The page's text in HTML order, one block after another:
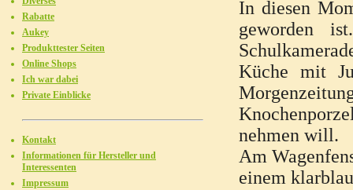
In diesen
geworden
Küche mit
nehmen will.
Am
einem
Rabatte
Aukey
Produkttester Seiten
Online Shops
Ich war dabei
Private Einblicke
Kontakt
Informationen für Hersteller und
Interessenten
Impressum